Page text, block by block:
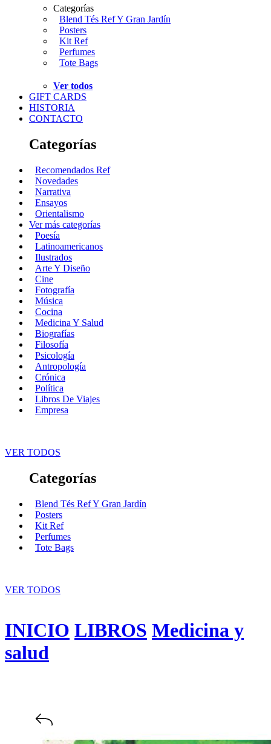
Categorías
Blend Tés Ref Y Gran Jardín
Posters
Kit Ref
Perfumes
Tote Bags
Ver todos
GIFT CARDS
HISTORIA
CONTACTO
Categorías
Recomendados Ref
Novedades
Narrativa
Ensayos
Orientalismo
Ver más categorías
Poesía
Latinoamericanos
Ilustrados
Arte Y Diseño
Cine
Fotografía
Música
Cocina
Medicina Y Salud
Biografías
Filosofía
Psicología
Antropología
Crónica
Política
Libros De Viajes
Empresa
VER TODOS
Categorías
Blend Tés Ref Y Gran Jardín
Posters
Kit Ref
Perfumes
Tote Bags
VER TODOS
INICIO LIBROS Medicina y
salud